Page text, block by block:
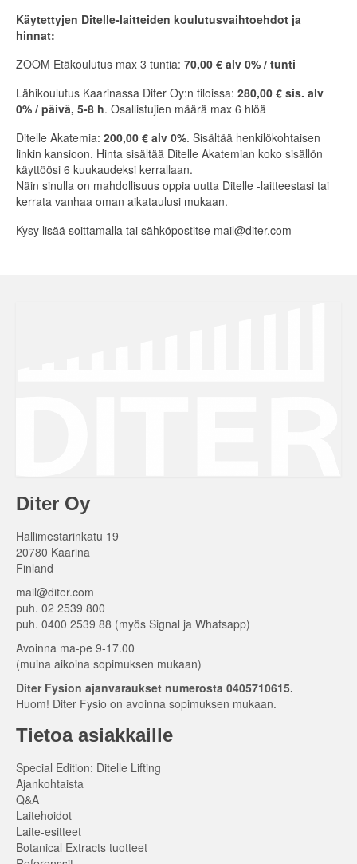
Käytettyjen Ditelle-laitteiden koulutusvaihtoehdot ja
hinnat:
ZOOM Etäkoulutus max 3 tuntia: 70,00 € alv 0% / tunti
Lähikoulutus Kaarinassa Diter Oy:n tiloissa: 280,00 € sis. alv
0% / päivä, 5-8 h. Osallistujien määrä max 6 hlöä
Ditelle Akatemia: 200,00 € alv 0%. Sisältää henkilökohtaisen
linkin kansioon. Hinta sisältää Ditelle Akatemian koko sisällön
käyttöösi 6 kuukaudeksi kerrallaan.
Näin sinulla on mahdollisuus oppia uutta Ditelle -laitteestasi tai
kerrata vanhaa oman aikataulusi mukaan.
Kysy lisää soittamalla tai sähköpostitse mail@diter.com
Diter Oy
Hallimestarinkatu 19
20780 Kaarina
Finland
mail@diter.com
puh. 02 2539 800
puh. 0400 2539 88 (myös Signal ja Whatsapp)
Avoinna ma-pe 9-17.00
(muina aikoina sopimuksen mukaan)
Diter Fysion ajanvaraukset numerosta 0405710615.
Huom! Diter Fysio on avoinna sopimuksen mukaan.
Tietoa asiakkaille
Special Edition: Ditelle Lifting
Ajankohtaista
Q&A
Laitehoidot
Laite-esitteet
Botanical Extracts tuotteet